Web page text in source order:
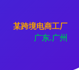
某跨境电商工厂
广东.广州